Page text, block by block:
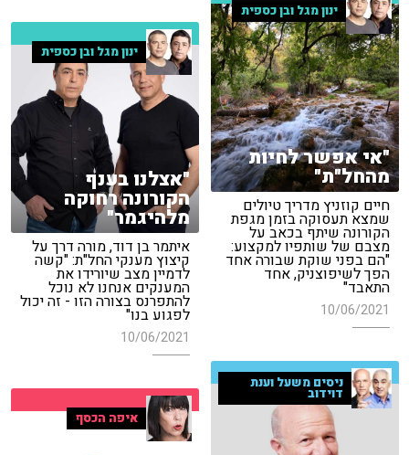
ינון מגל ובן כספית
"אי אפשר לחיות
מהחל"ת"
חיים קוזניץ מדריך טיולים
שמצא תעסוקה בזמן מגפת
הקורונה שיתף בכאב על
מצבם של שותפיו למקצוע:
"הם בפני שוקת שבורה אחד
הפך לשיפוצניק, אחד
התאבד"
10/06/2021
ינון מגל ובן כספית
"אצלנו בענף
הקורונה רחוקה
מלהיגמר"
איתמר בן דוד, מורה דרך על
קיצוץ מענקי החל"ת: "קשה
לדמיין מצב שיורידו את
המענקים אנחנו לא נוכל
להתפרנס בצורה הזו - זה יכול
לפגוע בנו"
10/06/2021
ניסים משעל וענת
דוידוב
איפה הכסף